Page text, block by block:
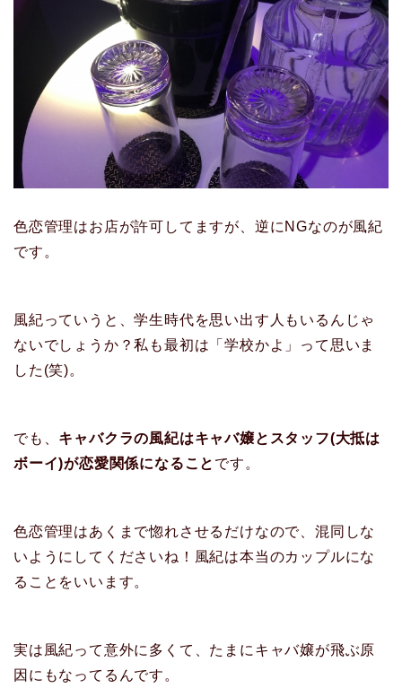
色恋管理はお店が許可してますが、逆にNGなのが風紀
です。
風紀っていうと、学生時代を思い出す人もいるんじゃ
ないでしょうか？私も最初は「学校かよ」って思いま
した(笑)。
でも、 キャバクラの風紀はキャバ嬢とスタッフ(大抵は
ボーイ)が恋愛関係になること です。
色恋管理はあくまで惚れさせるだけなので、混同しな
いようにしてくださいね！風紀は本当のカップルにな
ることをいいます。
実は風紀って意外に多くて、たまにキャバ嬢が飛ぶ原
因にもなってるんです。